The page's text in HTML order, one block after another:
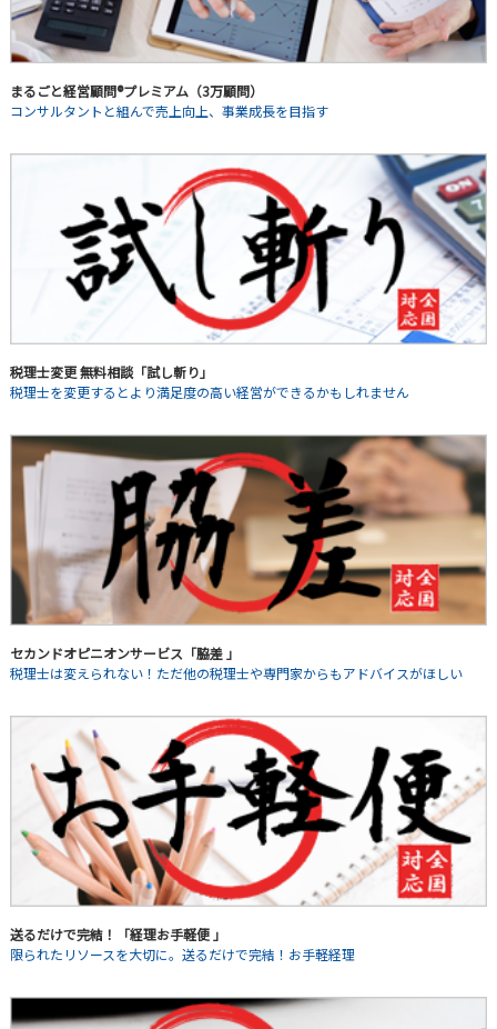
まるごと経営顧問®プレミアム（3万顧問）
コンサルタントと組んで売上向上、事業成長を目指す
税理士変更 無料相談「試し斬り」
税理士を変更するとより満足度の高い経営ができるかもしれません
セカンドオピニオンサービス「脇差 」
税理士は変えられない！ただ他の税理士や専門家からもアドバイスがほしい
送るだけで完結！「経理お手軽便 」
限られたリソースを大切に。送るだけで完結！お手軽経理